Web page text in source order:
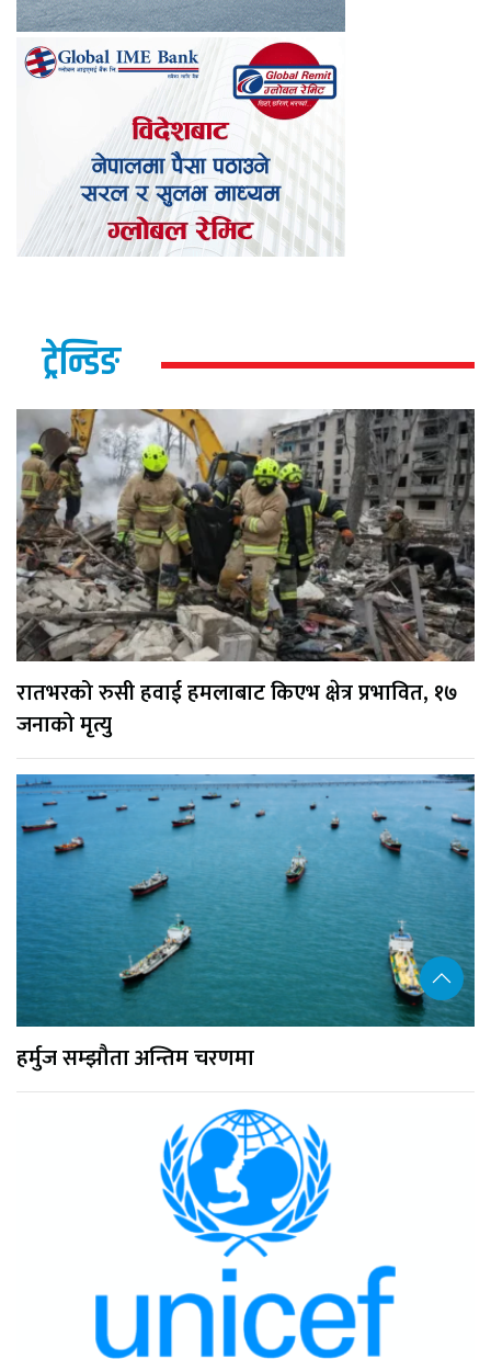
ट्रेन्डिङ
रातभरको रुसी हवाई हमलाबाट किएभ क्षेत्र प्रभावित, १७
जनाको मृत्यु
हर्मुज सम्झौता अन्तिम चरणमा